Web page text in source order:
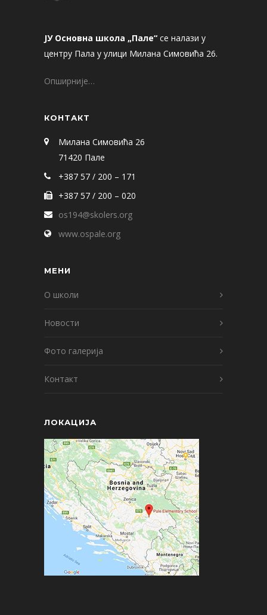
ЈУ Основна школа „Пале“ се налази у
центру Пала у улици Милана Симовића 26.
Опширније…
КОНТАКТ
Милана Симовића 26
71420 Пале
+387 57 / 200 – 171
+387 57 / 200 – 020
os194@skolers.org
www.ospale.org
МЕНИ
О школи
Новости
Фото галерија
Контакт
ЛОКАЦИЈА